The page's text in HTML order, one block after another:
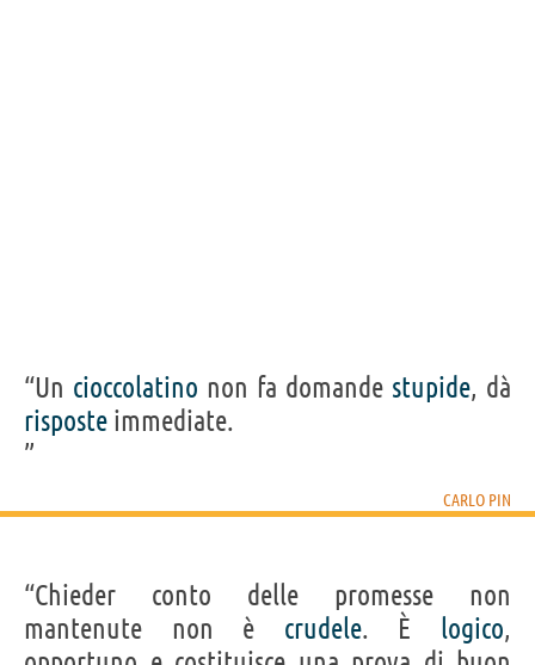
“Un cioccolatino non fa domande stupide, dà
risposte immediate.
”
CARLO PIN
“Chieder conto delle promesse non
mantenute non è crudele. È logico,